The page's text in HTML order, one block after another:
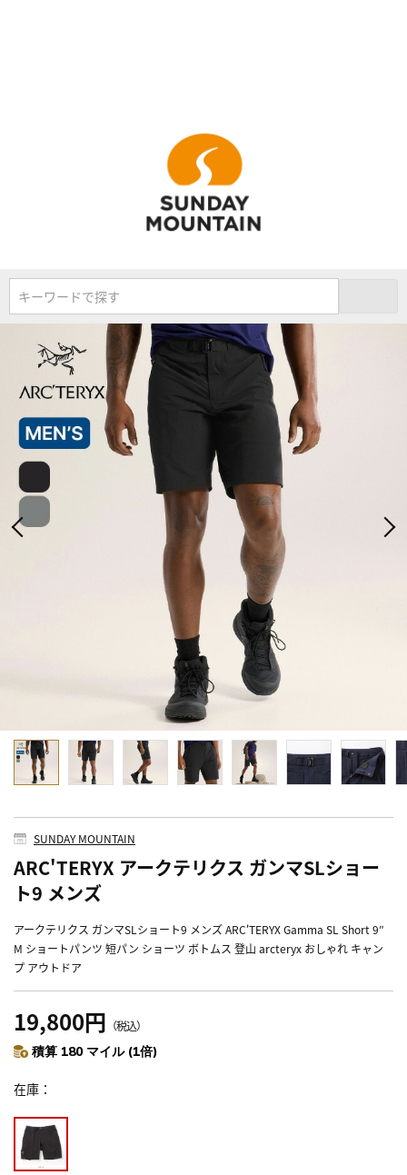
キーワードで探す
SUNDAY MOUNTAIN
ARC'TERYX アークテリクス ガンマSLショー
ト9 メンズ
アークテリクス ガンマSLショート9 メンズ ARC'TERYX Gamma SL Short 9″
M ショートパンツ 短パン ショーツ ボトムス 登山 arcteryx おしゃれ キャン
プ アウトドア
19,800円 （税込）
積算 180 マイル (1倍)
在庫